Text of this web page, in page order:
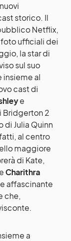
storico. Il
Netflix,
foto ufficiali dei
la star di
sul suo
insieme al
cast di
e
Bridgerton 2
di Julia Quinn
al centro
maggiore
di Kate,
Charithra
affascinante
che,
a